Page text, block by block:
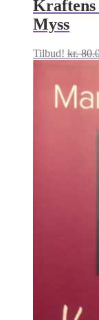
Kraftens
Myss
Tilbud! kr.